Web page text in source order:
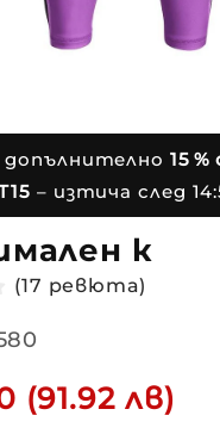
допълнително 15
– изтича след
(17 ревюта)
(91.92 лв)